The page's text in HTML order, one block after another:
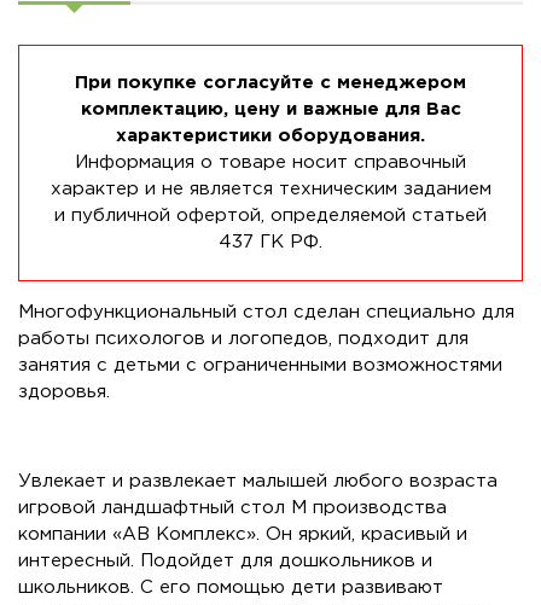
При покупке согласуйте с менеджером
комплектацию, цену и важные для Вас
характеристики оборудования.
Информация о товаре носит справочный
характер и не является техническим заданием
и публичной офертой, определяемой статьей
437 ГК РФ.
Многофункциональный стол сделан специально для
работы психологов и логопедов, подходит для
занятия с детьми с ограниченными возможностями
здоровья.
Увлекает и развлекает малышей любого возраста
игровой ландшафтный стол М производства
компании «АВ Комплекс». Он яркий, красивый и
интересный. Подойдет для дошкольников и
школьников. С его помощью дети развивают